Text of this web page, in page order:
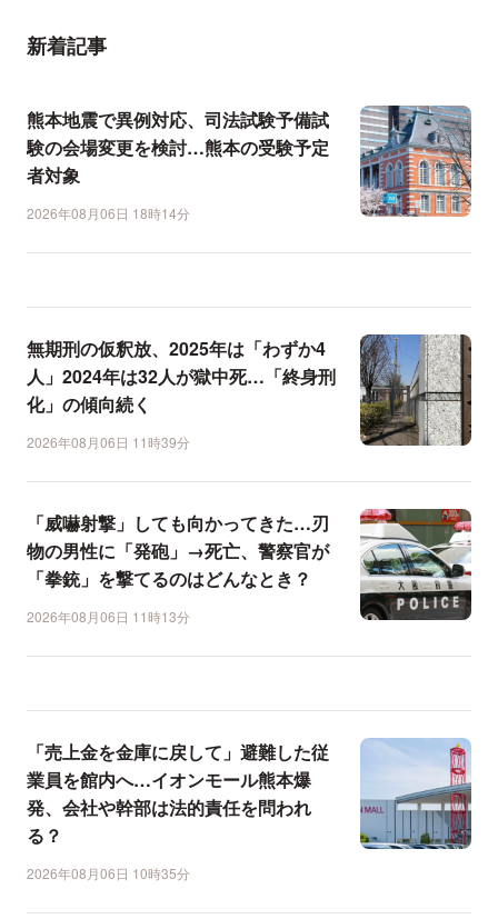
新着記事
熊本地震で異例対応、司法試験予備試
験の会場変更を検討…熊本の受験予定
者対象
2026年08月06日 18時14分
無期刑の仮釈放、2025年は「わずか4
人」2024年は32人が獄中死…「終身刑
化」の傾向続く
2026年08月06日 11時39分
「威嚇射撃」しても向かってきた…刃
物の男性に「発砲」→死亡、警察官が
「拳銃」を撃てるのはどんなとき？
2026年08月06日 11時13分
「売上金を金庫に戻して」避難した従
業員を館内へ…イオンモール熊本爆
発、会社や幹部は法的責任を問われ
る？
2026年08月06日 10時35分